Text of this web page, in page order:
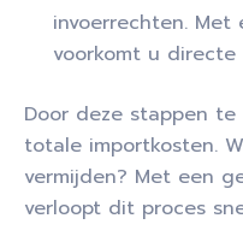
invoerrechten.
voorkomt u directe
Door deze stappen
totale importkosten.
vermijden? Met een
verloopt dit proces